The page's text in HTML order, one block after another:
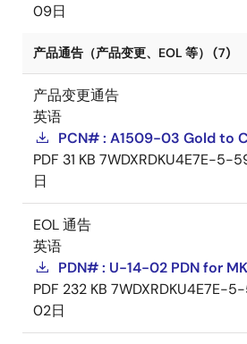
09日
产品通告（产品变更、EOL 等） (7)
产品变更通告
英语
PCN# : A1509-03 Gold to
PDF 31 KB 7WDXRDKU4E7E-5-
日
EOL 通告
英语
PDN# : U-14-02 PDN for
PDF 232 KB 7WDXRDKU4E7E-
02日